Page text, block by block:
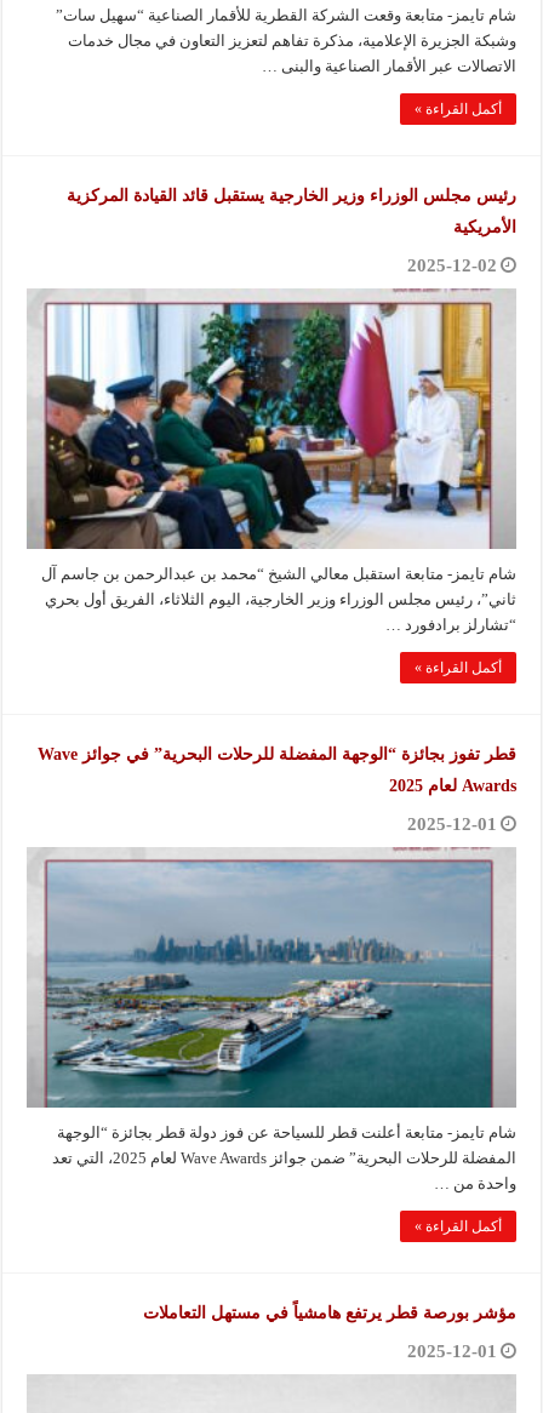
شام تايمز- متابعة وقعت الشركة القطرية للأقمار الصناعية “سهيل سات”
وشبكة الجزيرة الإعلامية، مذكرة تفاهم لتعزيز التعاون في مجال خدمات
الاتصالات عبر الأقمار الصناعية والبنى …
أكمل القراءة »
رئيس مجلس الوزراء وزير الخارجية يستقبل قائد القيادة المركزية
الأمريكية
2025-12-02
شام تايمز- متابعة استقبل معالي الشيخ “محمد بن عبدالرحمن بن جاسم آل
ثاني”، رئيس مجلس الوزراء وزير الخارجية، اليوم الثلاثاء، الفريق أول بحري
“تشارلز برادفورد …
أكمل القراءة »
قطر تفوز بجائزة “الوجهة المفضلة للرحلات البحرية” في جوائز Wave
Awards لعام 2025
2025-12-01
شام تايمز- متابعة أعلنت قطر للسياحة عن فوز دولة قطر بجائزة “الوجهة
المفضلة للرحلات البحرية” ضمن جوائز Wave Awards لعام 2025، التي تعد
واحدة من …
أكمل القراءة »
مؤشر بورصة قطر يرتفع هامشياً في مستهل التعاملات
2025-12-01